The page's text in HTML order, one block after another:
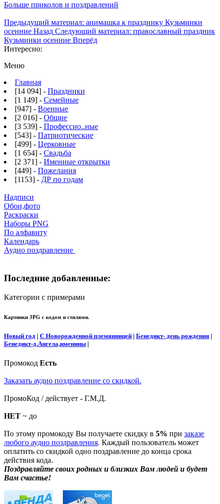
Больше приколов и поздравлений
Предыдущий материал: анимашка к празднику Кузьминки
осенние Назад Следующий материал: православный праздник
Кузьминки осенние Вперёд
Интересно:
Меню
Главная
[14 094] - Праздники
[1 149] - Семейные
[947] - Военные
[2 016] - Общие
[3 539] - Профессио..ные
[543] - Патриотические
[499] - Церковные
[1 654] - Свадьба
[2 371] - Именные открытки
[449] - Пожелания
[1153] - ДР по годам
Надписи
Обои,фото
Раскраски
Наборы PNG
По алфавиту
Календарь
Аудио поздравление
Последние добавленные:
Категории с примерами
Картинки JPG с кодом и стилями.
Новый год | С Новорожденной племянницей | Бенедикт- день рождения |
Бенедикт-д.Ангела,именины |
Промокод Есть
Заказать аудио поздравление со скидкой.
ПромоКод / действует - Г.М.Д.
НЕТ ~ до
По этому промокоду Вы получаете скидку в 5% при заказе
любого аудио поздравления. Каждый пользователь может
оплатить со скидкой одно поздравление до конца срока
действия кода.
Поздравляйте своих родных и близких Вам людей и будет
Вам счастье!